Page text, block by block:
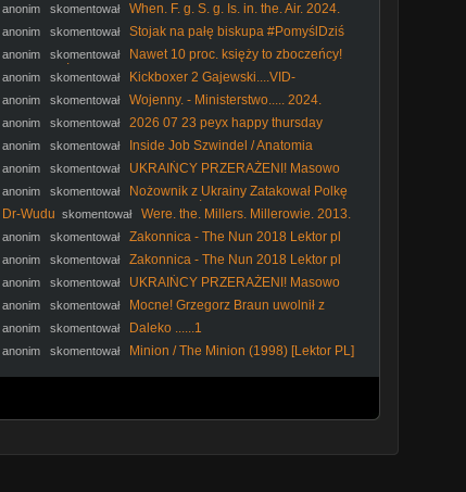
anonim skomentował
When. F. g. S. g. Is. in. the. Air. 2024.
Film.pl
anonim skomentował
Stojak na pałę biskupa #PomyślDziś
odc. 2644
anonim skomentował
Nawet 10 proc. księży to zboczeńcy!
#IPPTVNaŻywo #ksiądz #kler
anonim skomentował
Kickboxer 2 Gajewski....VID-
1744780529332 (1)
anonim skomentował
Wojenny. - Ministerstwo..... 2024.
napisy
anonim skomentował 2026 07 23 peyx happy thursday
anonim skomentował
Inside Job Szwindel / Anatomia
Kryzysu / 2010 Film dokumentalny / PL480p
anonim skomentował
UKRAIŃCY PRZERAŻENI! Masowo
PAKUJĄ WALIZKI i Uciekają z Polski [ NAGRANIA ]
anonim skomentował
Nożownik z Ukrainy Zatakował Polkę
we Wrocławiu! Kobieta Walczy o Życie w Szpitalu! - Analiza
Dr-Wudu skomentował
Were. the. Millers. Millerowie. 2013.
Lektor.pl
anonim skomentował Zakonnica - The Nun 2018 Lektor pl
anonim skomentował Zakonnica - The Nun 2018 Lektor pl
anonim skomentował
UKRAIŃCY PRZERAŻENI! Masowo
PAKUJĄ WALIZKI i Uciekają z Polski [ NAGRANIA ]
anonim skomentował
Mocne! Grzegorz Braun uwolnił z
kordonu policji Piotrka z C. H. W. D. P. TV
anonim skomentował Daleko ......1
anonim skomentował Minion / The Minion (1998) [Lektor PL]